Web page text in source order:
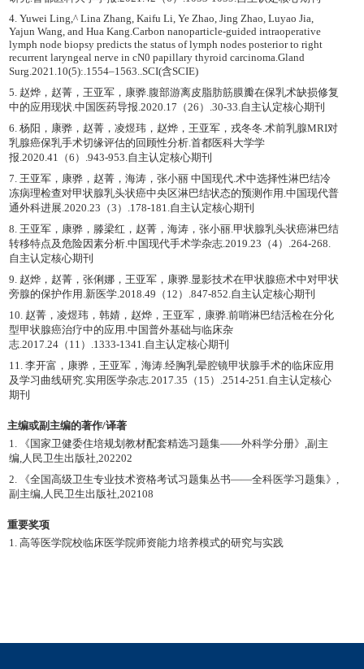
4. Yuwei Ling,^ Lina Zhang, Kaifu Li, Ye Zhao, Jing Zhao, Luyao Jia,
Yajun Wang, and Hua Kang.Carbon nanoparticle-guided intraoperative
lymph node biopsy predicts the status of lymph nodes posterior to right
recurrent laryngeal nerve in cN0 papillary thyroid carcinoma.Gland
Surg.2021.10(5):.1554–1563..SCI(含SCIE)
5. 赵烨，赵菁，王亚军，康骅.腹部游离皮脂肪筋膜瓣在保乳术缺损修复
中的应用现状.中国医药导报.2020.17（26）.30-33.自主认定核心期刊
6. 杨阳，康骅，赵菁，凌煜玮，赵烨，王亚军，戎冬冬.术前乳腺MRI对
乳腺癌保乳手术切缘评估的回顾性分析.首都医科大学学
报.2020.41（6）.943-953.自主认定核心期刊
7. 王亚军，康骅，赵菁，海涛，张小丽 中国现代.术中选择性淋巴结冷
冻病理检查对甲状腺乳头状癌中央区淋巴结状态的预测作用.中国现代普
通外科进展.2020.23（3）.178-181.自主认定核心期刊
8. 王亚军，康骅，滕梁红，赵菁，海涛，张小丽.甲状腺乳头状癌淋巴结
转移特点及危险因素分析.中国现代手术学杂志.2019.23（4）.264-268.
自主认定核心期刊
9. 赵烨，赵菁，张俐娜，王亚军，康骅.显影技术在甲状腺癌术中对甲状
旁腺的保护作用.新医学.2018.49（12）.847-852.自主认定核心期刊
10. 赵菁，凌煜玮，韩婧，赵烨，王亚军，康骅.前哨淋巴结活检在分化
型甲状腺癌治疗中的应用.中国普外基础与临床杂
志.2017.24（11）.1333-1341.自主认定核心期刊
11. 李开富，康骅，王亚军，海涛.经胸乳晕腔镜甲状腺手术的临床应用
及学习曲线研究.实用医学杂志.2017.35（15）.2514-251.自主认定核心
期刊
主编或副主编的著作/译著
1. 《国家卫健委住培规划教材配套精选习题集——外科学分册》,副主
编,人民卫生出版社,202202
2. 《全国高级卫生专业技术资格考试习题集丛书——全科医学习题集》,
副主编,人民卫生出版社,202108
重要奖项
1. 高等医学院校临床医学院师资能力培养模式的研究与实践